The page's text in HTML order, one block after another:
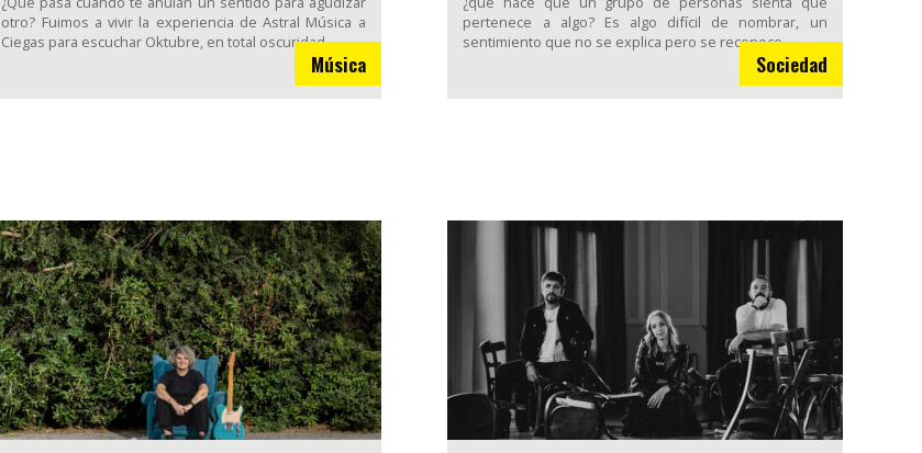
otro? Fuimos a vivir la experiencia de Astral Música a
Ciegas para escuchar Oktubre, en total oscuridad.
Música
pertenece a algo? Es algo difícil de nombrar, un
sentimiento que no se explica pero se reconoce.
Sociedad